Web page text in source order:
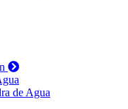
de Agua